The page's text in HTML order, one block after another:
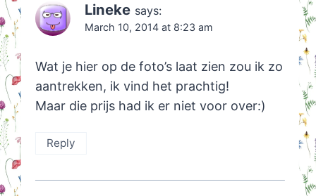
Lineke says:
March 10, 2014 at 8:23 am
Wat je hier op de foto’s laat zien zou ik zo
aantrekken, ik vind het prachtig!
Maar die prijs had ik er niet voor over:)
Reply